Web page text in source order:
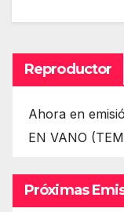
Reproductor
Ahora en
EN VANO
Próximas